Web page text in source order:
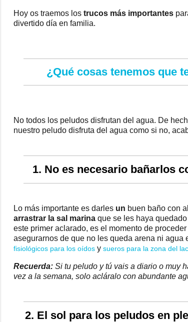
Hoy os traemos los trucos más importantes
divertido día en familia.
¿Qué cosas tenemos que
No todos los peludos disfrutan del agua. De
nuestro peludo disfruta del agua como si no,
1. No es necesario bañarlos
Lo más importante es darles un buen baño con
arrastrar la sal marina que se les haya
este primer aclarado, es el momento de proceder
asegurarnos de que no les queda arena ni agua
fisiológicos para los oídos y sueros para la zona del
Recuerda: Si tu peludo y tú vais a diario o muy
vez a la semana, solo acláralo con abundante
2. El sol para los peludos en